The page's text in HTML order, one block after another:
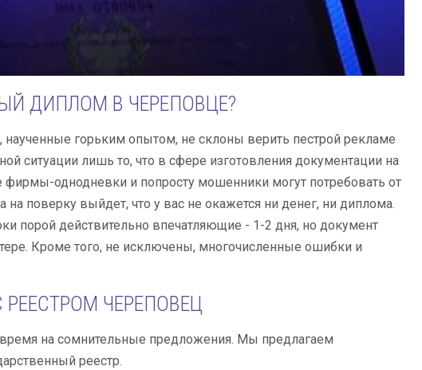
ДИПЛОМ В ЧЕРЕПОВЦЕ?
горьким опытом, не склоны верить пестрой рекламе
ситуации лишь то, что в сфере изготовления документации на
фирмы-однодневки и попросту мошенники могут потребовать от
поверку выйдет, что у вас не окажется ни денег, ни диплома.
порой действительно впечатляющие - 1-2 дня, но документ
Кроме того, не исключены, многочисленные ошибки и
ЧЕРЕПОВЕЦ
на сомнительные предложения. Мы предлагаем
реестр.